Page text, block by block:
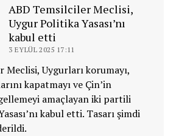
ABD Temsilciler Meclisi,
Uygur Politika Yasası’nı
kabul etti
3 EYLÜL 2025 17:11
Meclisi, Uygurları korumayı,
kapatmayı ve Çin’in
amaçlayan iki partili
kabul etti. Tasarı şimdi